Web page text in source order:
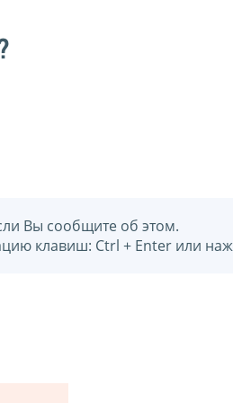
Вы сообщите об этом.
клавиш: Ctrl + Enter или